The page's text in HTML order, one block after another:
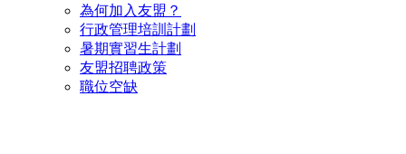
為何加入友盟？
行政管理培訓計劃
暑期實習生計劃
友盟招聘政策
職位空缺